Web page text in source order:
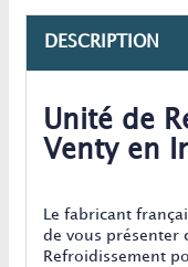
DESCRIPTION
Unité de
Venty en
Le fabricant
de vous présenter
Refroidissement